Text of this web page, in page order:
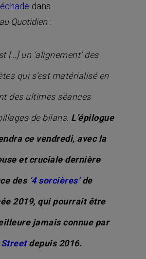
dans
Quotidien:
[…] un ‘alignement’ des
qui s’est matérialisé en
des ultimes séances
de bilans. L’épilogue
ce vendredi, avec la
et cruciale dernière
des ‘4 sorcières’de
2019, qui pourrait être
jamais connue par
depuis 2016.